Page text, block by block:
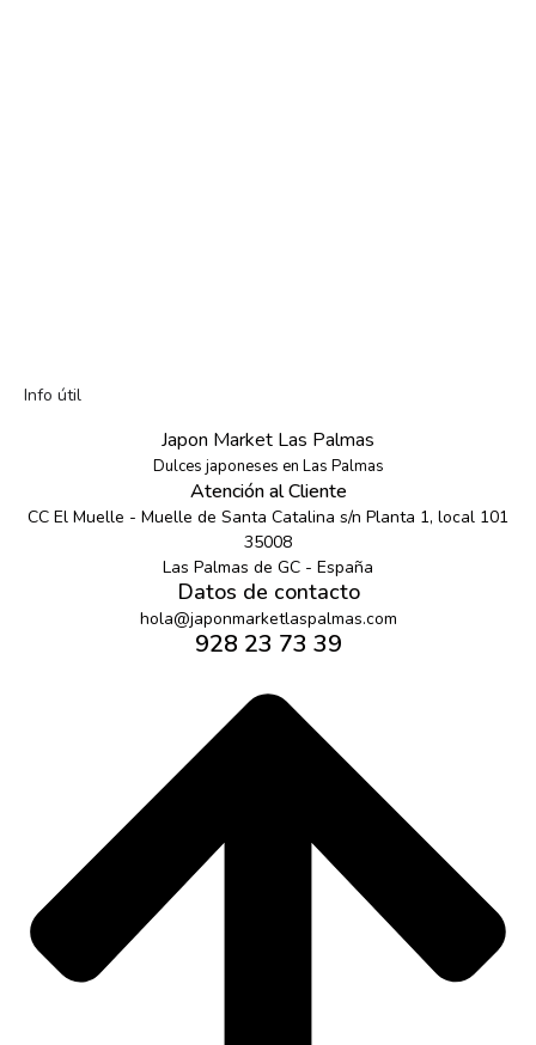
Info útil
Japon Market Las Palmas
Dulces japoneses en Las Palmas
Atención al Cliente
CC El Muelle - Muelle de Santa Catalina s/n Planta 1, local 101
35008
Las Palmas de GC - España
Datos de contacto
hola@japonmarketlaspalmas.com
928 23 73 39